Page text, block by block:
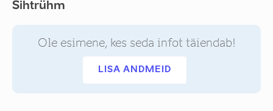
Sihtrühm
Ole esimene, kes seda infot täiendab!
LISA ANDMEID